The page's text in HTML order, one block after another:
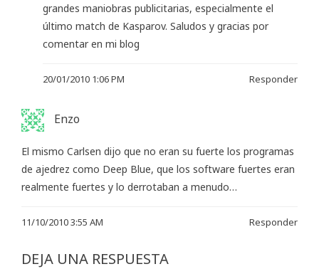
grandes maniobras publicitarias, especialmente el
último match de Kasparov. Saludos y gracias por
comentar en mi blog
20/01/2010 1:06 PM Responder
Enzo
El mismo Carlsen dijo que no eran su fuerte los programas
de ajedrez como Deep Blue, que los software fuertes eran
realmente fuertes y lo derrotaban a menudo…
11/10/2010 3:55 AM Responder
DEJA UNA RESPUESTA